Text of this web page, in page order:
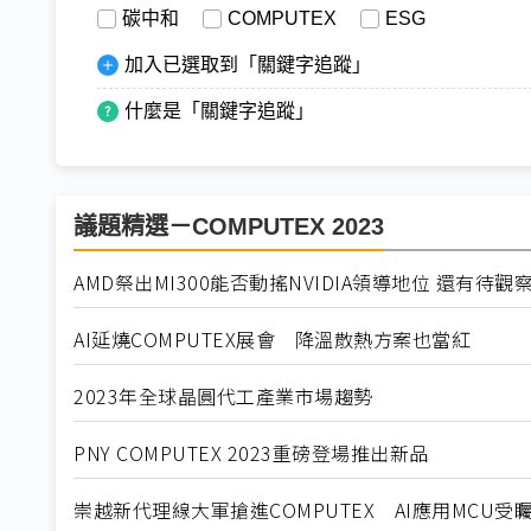
碳中和 COMPUTEX ESG
加入已選取到「關鍵字追蹤」
什麼是「關鍵字追蹤」
議題精選－COMPUTEX 2023
AMD祭出MI300能否動搖NVIDIA領導地位 還有待觀
AI延燒COMPUTEX展會 降溫散熱方案也當紅
2023年全球晶圓代工產業市場趨勢
PNY COMPUTEX 2023重磅登場推出新品
崇越新代理線大軍搶進COMPUTEX AI應用MCU受